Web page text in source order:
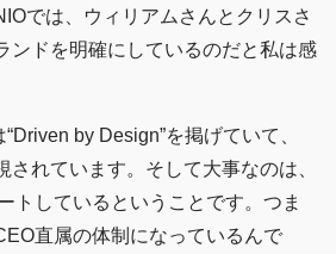
では、ウィリアムさんとクリスさ
ンドを明確にしているのだと私は感
“Driven by Design”を掲げていて、
されています。そして大事なのは、
トしているということです。つま
直属の体制になっているんで